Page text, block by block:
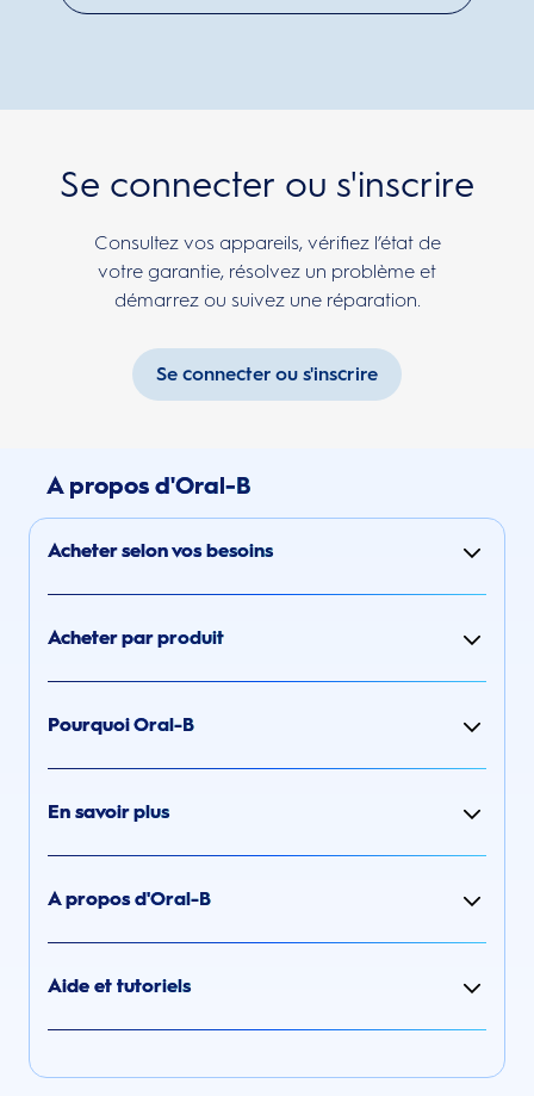
Se connecter ou s'inscrire
Consultez vos appareils, vérifiez l’état de
votre garantie, résolvez un problème et
démarrez ou suivez une réparation.
Se connecter ou s'inscrire
A propos d'Oral-B
Acheter selon vos besoins
Acheter par produit
Pourquoi Oral-B
En savoir plus
A propos d'Oral-B
Aide et tutoriels